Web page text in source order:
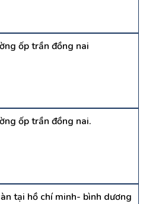
ốp trần đồng nai
ốp trần đồng nai.
tại hồ chí minh- bình dương